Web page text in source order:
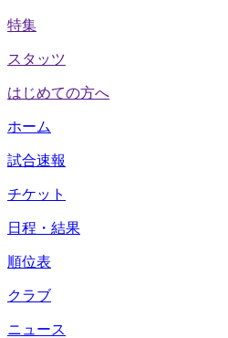
特集
スタッツ
はじめての方へ
ホーム
試合速報
チケット
日程・結果
順位表
クラブ
ニュース